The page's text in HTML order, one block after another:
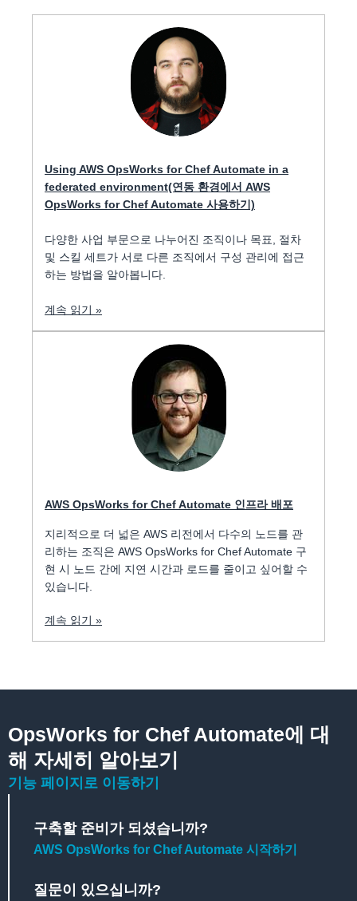
Using AWS OpsWorks for Chef Automate in a
federated environment(연동 환경에서 AWS
OpsWorks for Chef Automate 사용하기)
다양한 사업 부문으로 나누어진 조직이나 목표, 절차
및 스킬 세트가 서로 다른 조직에서 구성 관리에 접근
하는 방법을 알아봅니다.
계속 읽기 »
AWS OpsWorks for Chef Automate 인프라 배포
지리적으로 더 넓은 AWS 리전에서 다수의 노드를 관
리하는 조직은 AWS OpsWorks for Chef Automate 구
현 시 노드 간에 지연 시간과 로드를 줄이고 싶어할 수
있습니다.
계속 읽기 »
OpsWorks for Chef Automate에 대
해 자세히 알아보기
기능 페이지로 이동하기
구축할 준비가 되셨습니까?
AWS OpsWorks for Chef Automate 시작하기
질문이 있으십니까?